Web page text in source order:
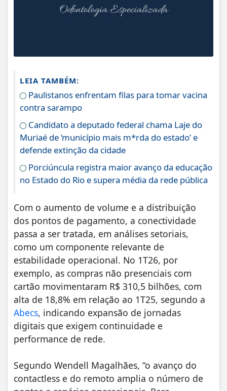
LEIA TAMBÉM:
Paulistanos enfrentam filas para tomar vacina
contra sarampo
Candidato a deputado federal chama Laje do
Muriaé de ‘município mais m*rda do estado’ e
defende extinção da cidade
Porciúncula registra maior avanço da educação
no Estado do Rio e supera média da rede pública
Com o aumento de volume e a distribuição
dos pontos de pagamento, a conectividade
passa a ser tratada, em análises setoriais,
como um componente relevante de
estabilidade operacional. No 1T26, por
exemplo, as compras não presenciais com
cartão movimentaram R$ 310,5 bilhões, com
alta de 18,8% em relação ao 1T25, segundo a
Abecs, indicando expansão de jornadas
digitais que exigem continuidade e
performance de rede.
Segundo Wendell Magalhães, “o avanço do
contactless e do remoto amplia o número de